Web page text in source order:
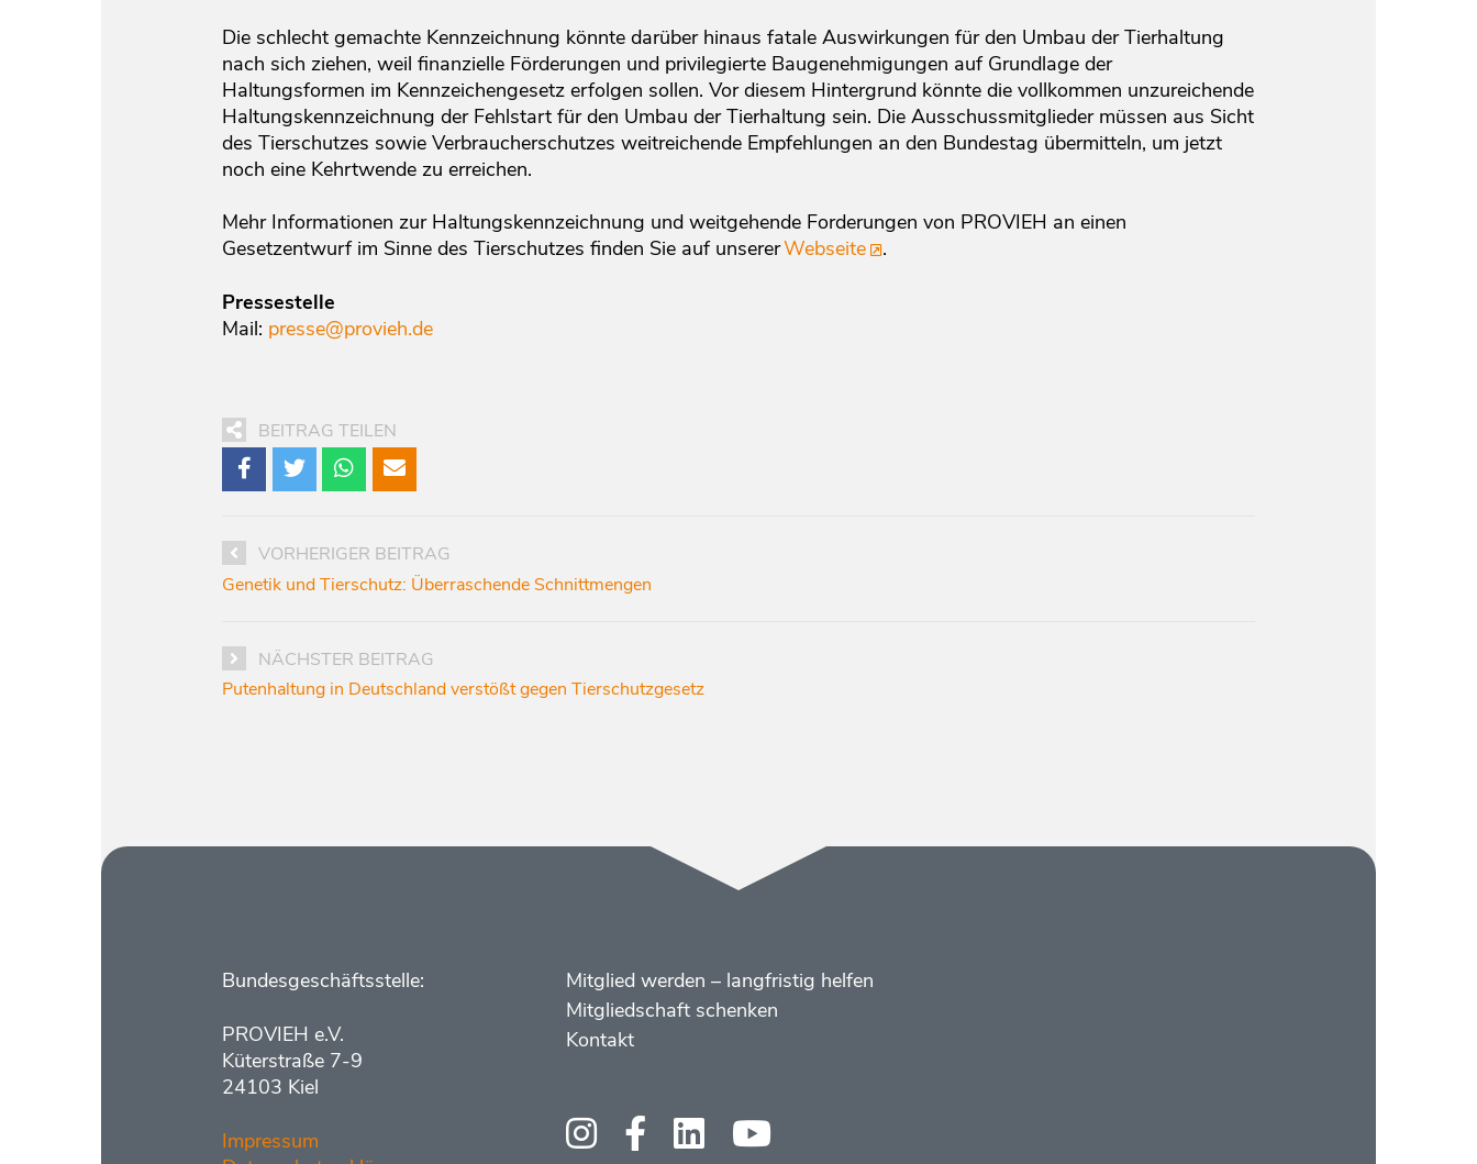
Die schlecht gemachte Kennzeichnung könnte darüber hinaus fatale Auswirkungen für den Umbau der Tierhaltung
nach sich ziehen, weil finanzielle Förderungen und privilegierte Baugenehmigungen auf Grundlage der
Haltungsformen im Kennzeichengesetz erfolgen sollen. Vor diesem Hintergrund könnte die vollkommen unzureichende
Haltungskennzeichnung der Fehlstart für den Umbau der Tierhaltung sein. Die Ausschussmitglieder müssen aus Sicht
des Tierschutzes sowie Verbraucherschutzes weitreichende Empfehlungen an den Bundestag übermitteln, um jetzt
noch eine Kehrtwende zu erreichen.
Mehr Informationen zur Haltungskennzeichnung und weitgehende Forderungen von PROVIEH an einen
Gesetzentwurf im Sinne des Tierschutzes finden Sie auf unsererWebseite .
Pressestelle
Mail: presse@provieh.de
BEITRAG TEILEN
VORHERIGER BEITRAG
Genetik und Tierschutz: Überraschende Schnittmengen
NÄCHSTER BEITRAG
Putenhaltung in Deutschland verstößt gegen Tierschutzgesetz
Kontakt
Bundesgeschäftsstelle:
PROVIEH e.V.
Küterstraße 7-9
24103 Kiel
Impressum
Menüs
Footer
2
Mitglied werden – langfristig helfen
Mitgliedschaft schenken
Kontakt
Social
Media